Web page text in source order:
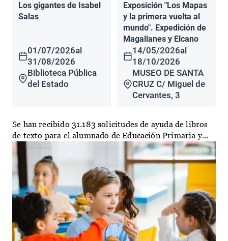
Los gigantes de Isabel
Salas
01/07/2026al
31/08/2026
Biblioteca Pública
del Estado
Exposición "Los Mapas
y la primera vuelta al
mundo". Expedición de
Magallanes y Elcano
14/05/2026al
18/10/2026
MUSEO DE SANTA
CRUZ C/ Miguel de
Cervantes, 3
Se han recibido 31.183 solicitudes de ayuda de libros
de texto para el alumnado de Educación Primaria y...